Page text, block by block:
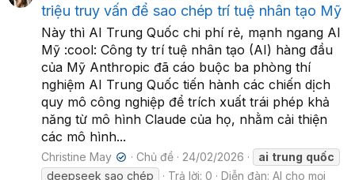
triệu truy vấn để sao chép trí tuệ nhân tạo Mỹ
Này thì AI Trung Quốc chi phí rẻ, mạnh ngang AI
Mỹ :cool: Công ty trí tuệ nhân tạo (AI) hàng đầu
của Mỹ Anthropic đã cáo buộc ba phòng thí
nghiệm AI Trung Quốc tiến hành các chiến dịch
quy mô công nghiệp để trích xuất trái phép khả
năng từ mô hình Claude của họ, nhằm cải thiện
các mô hình...
Christine May ✔ Chủ đề 24/02/2026 ai trung quốc
deepseek sao chép
Trả lời: 0 Diễn đàn: AI cho mọi